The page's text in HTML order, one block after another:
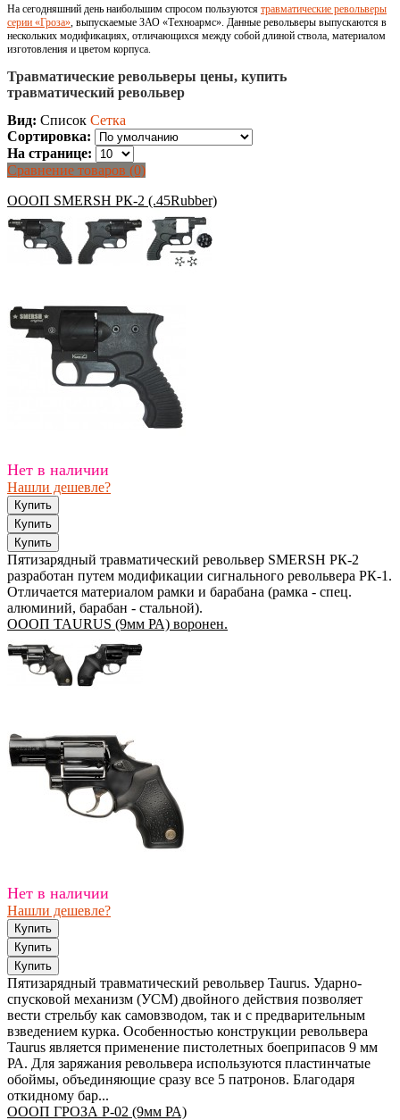
На сегодняшний день наибольшим спросом пользуются травматические револьверы
серии «Гроза», выпускаемые ЗАО «Техноармс». Данные револьверы выпускаются в
нескольких модификациях, отличающихся между собой длиной ствола, материалом
изготовления и цветом корпуса.
Травматические револьверы цены, купить
травматический револьвер
Вид: Список Сетка
Сортировка:
На странице:
Сравнение товаров (0)
ОООП SMERSH РК-2 (.45Rubber)
Нет в наличии
Нашли дешевле?
Пятизарядный травматический револьвер SMERSH РК-2
разработан путем модификации сигнального револьвера РК-1.
Отличается материалом рамки и барабана (рамка - спец.
алюминий, барабан - стальной).
ОООП TAURUS (9мм РА) воронен.
Нет в наличии
Нашли дешевле?
Пятизарядный травматический револьвер Taurus. Ударно-
спусковой механизм (УСМ) двойного действия позволяет
вести стрельбу как самовзводом, так и с предварительным
взведением курка. Особенностью конструкции револьвера
Taurus является применение пистолетных боеприпасов 9 мм
РА. Для заряжания револьвера используются пластинчатые
обоймы, объединяющие сразу все 5 патронов. Благодаря
откидному бар...
ОООП ГРОЗА Р-02 (9мм РА)